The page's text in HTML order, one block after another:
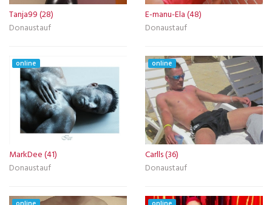
Tanja99 (28)
Donaustauf
E-manu-Ela (48)
Donaustauf
online
MarkDee (41)
Donaustauf
online
Carlls (36)
Donaustauf
online online